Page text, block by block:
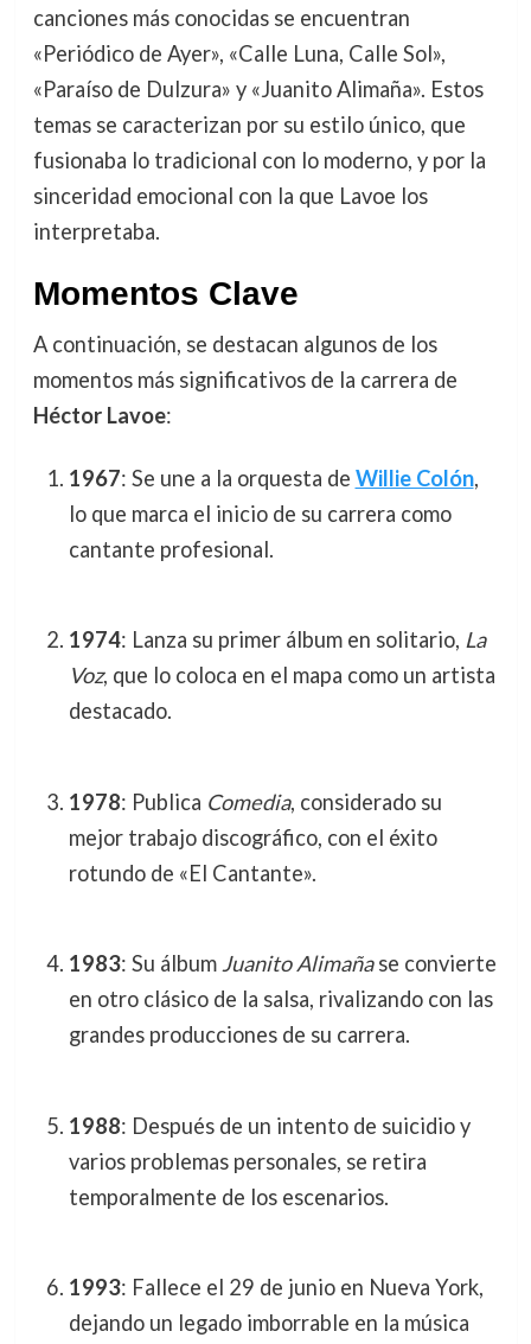
canciones más conocidas se encuentran
«Periódico de Ayer», «Calle Luna, Calle Sol»,
«Paraíso de Dulzura» y «Juanito Alimaña». Estos
temas se caracterizan por su estilo único, que
fusionaba lo tradicional con lo moderno, y por la
sinceridad emocional con la que Lavoe los
interpretaba.
Momentos Clave
A continuación, se destacan algunos de los
momentos más significativos de la carrera de
Héctor Lavoe:
1967: Se une a la orquesta de Willie Colón,
lo que marca el inicio de su carrera como
cantante profesional.
1974: Lanza su primer álbum en solitario, La
Voz, que lo coloca en el mapa como un artista
destacado.
1978: Publica Comedia, considerado su
mejor trabajo discográfico, con el éxito
rotundo de «El Cantante».
1983: Su álbum Juanito Alimañase convierte
en otro clásico de la salsa, rivalizando con las
grandes producciones de su carrera.
1988: Después de un intento de suicidio y
varios problemas personales, se retira
temporalmente de los escenarios.
1993: Fallece el 29 de junio en Nueva York,
dejando un legado imborrable en la música